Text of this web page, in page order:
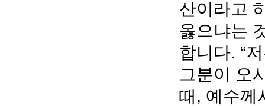
산이라고
옳으냐는
합니다. “
그분이 오
때, 예수께